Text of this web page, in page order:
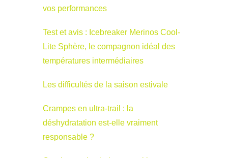
vos performances
Test et avis : Icebreaker Merinos Cool-
Lite Sphère, le compagnon idéal des
températures intermédiaires
Les difficultés de la saison estivale
Crampes en ultra-trail : la
déshydratation est-elle vraiment
responsable ?